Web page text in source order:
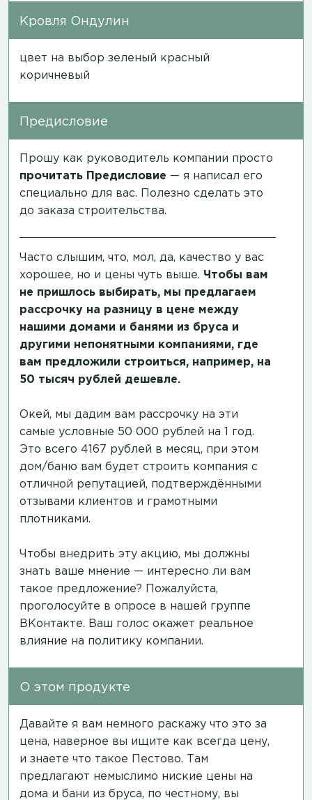
Кровля Ондулин
цвет на выбор зеленый красный
коричневый
Предисловие
Прошу как руководитель компании просто
прочитать Предисловие — я написал его
специально для вас. Полезно сделать это
до заказа строительства.
Часто слышим, что, мол, да, качество у вас
хорошее, но и цены чуть выше. Чтобы вам
не пришлось выбирать, мы предлагаем
рассрочку на разницу в цене между
нашими домами и банями из бруса и
другими непонятными компаниями, где
вам предложили строиться, например, на
50 тысяч рублей дешевле.
Окей, мы дадим вам рассрочку на эти
самые условные 50 000 рублей на 1 год.
Это всего 4167 рублей в месяц, при этом
дом/баню вам будет строить компания с
отличной репутацией, подтверждёнными
отзывами клиентов и грамотными
плотниками.
Чтобы внедрить эту акцию, мы должны
знать ваше мнение — интересно ли вам
такое предложение? Пожалуйста,
проголосуйте в опросе в нашей группе
ВКонтакте. Ваш голос окажет реальное
влияние на политику компании.
О этом продукте
Давайте я вам немного раскажу что это за
цена, наверное вы ищите как всегда цену,
и знаете что такое Пестово. Там
предлагают немыслимо ниские цены на
дома и бани из бруса, по честному, вы